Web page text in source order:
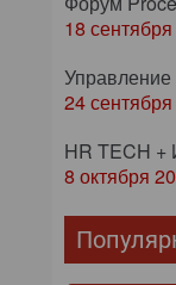
18
24
HR TECH
8 октября